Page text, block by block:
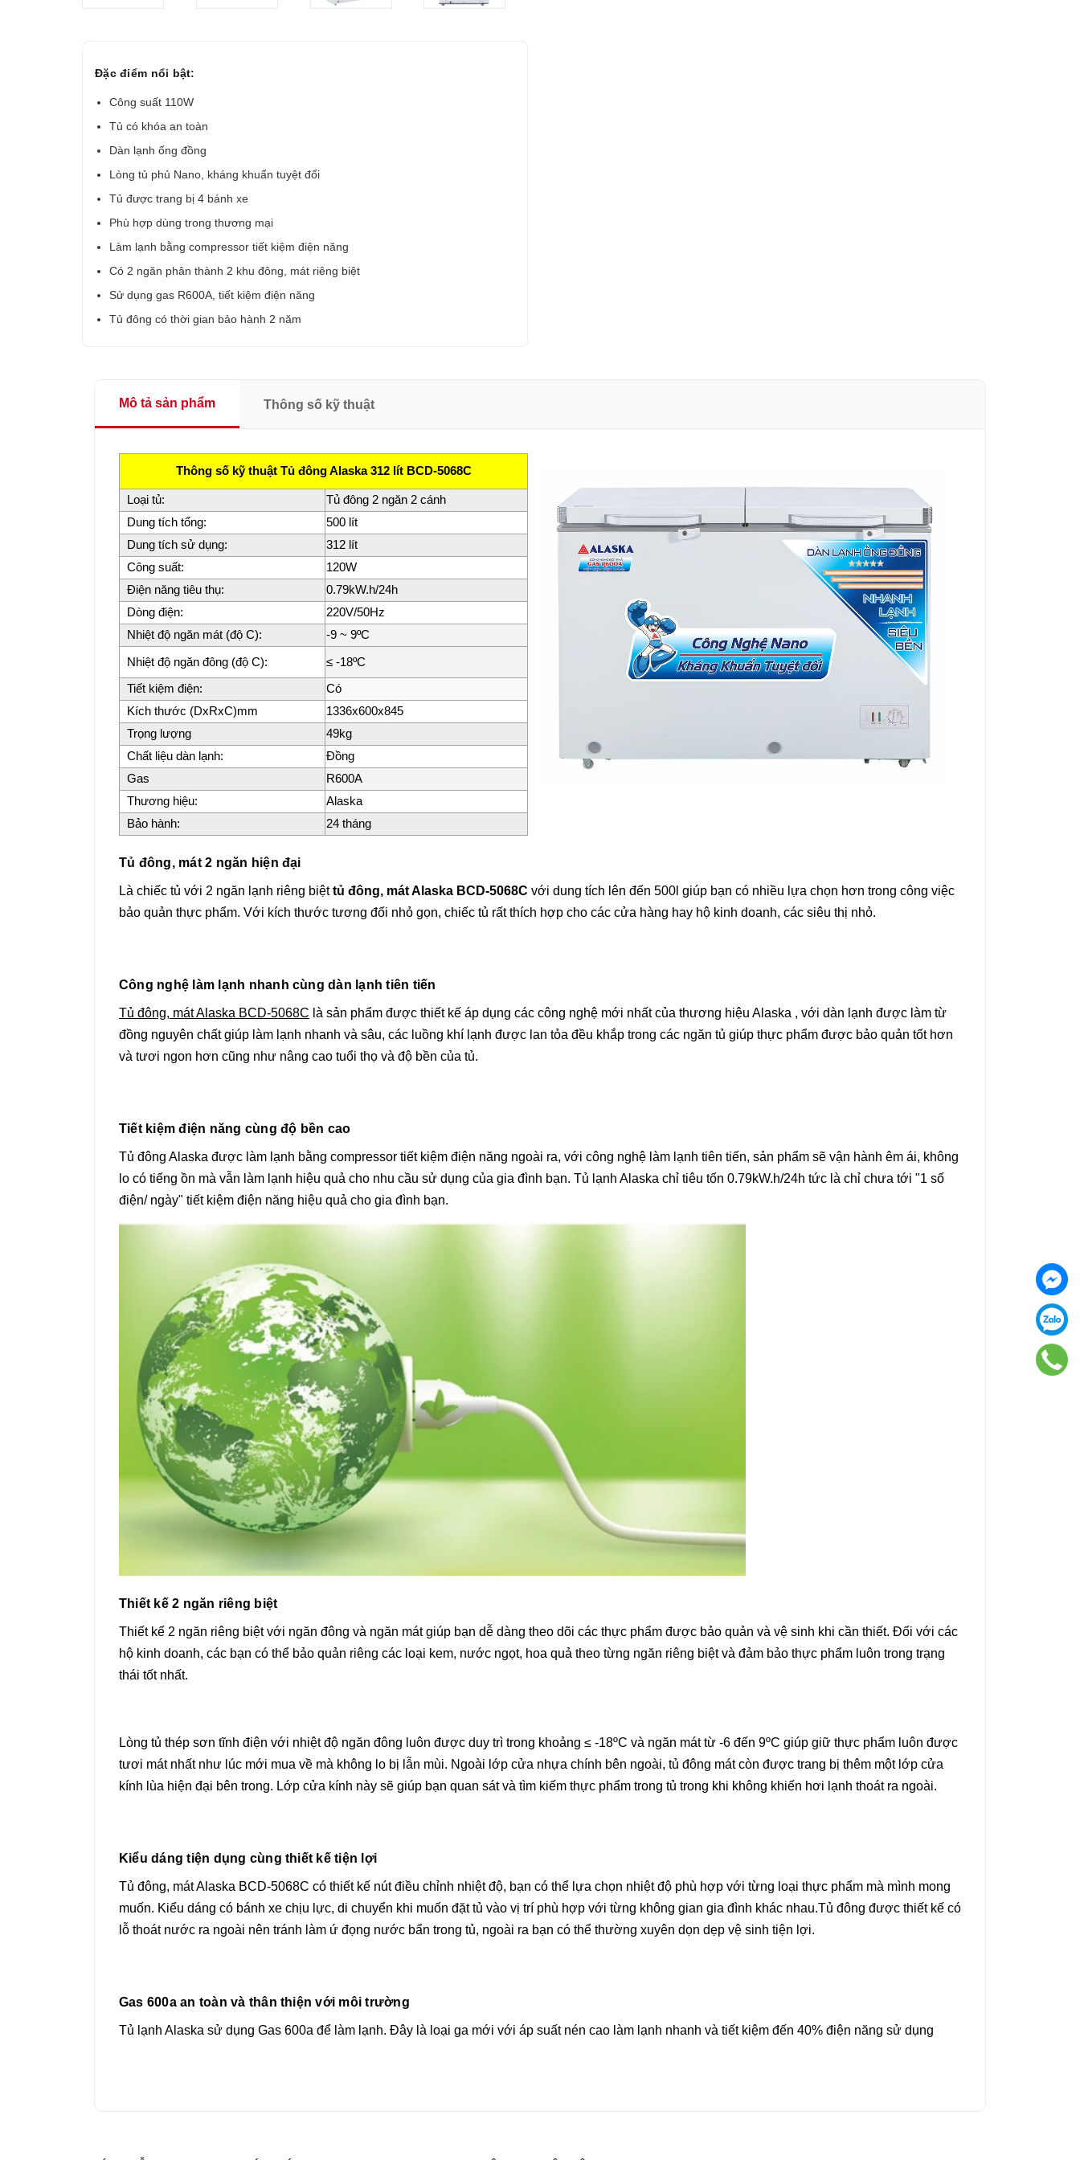
Đặc điểm nổi bật:
Công suất 110W
Tủ có khóa an toàn
Dàn lạnh ống đồng
Lòng tủ phủ Nano, kháng khuẩn tuyệt đối
Tủ được trang bị 4 bánh xe
Phù hợp dùng trong thương mại
Làm lạnh bằng compressor tiết kiệm điện năng
Có 2 ngăn phân thành 2 khu đông, mát riêng biệt
Sử dụng gas R600A, tiết kiệm điện năng
Tủ đông có thời gian bảo hành 2 năm
Mô tả sản phẩm Thông số kỹ thuật
Thông số kỹ thuật Tủ đông Alaska 312 lít BCD-5068C
Loại tủ:
Tủ đông 2 ngăn 2 cánh
Dung tích tổng:
500 lít
Dung tích sử dụng:
312 lít
Công suất:
120W
Điện năng tiêu thụ:
0.79kW.h/24h
Dòng điện:
220V/50Hz
Nhiệt độ ngăn mát (độ C):
-9 ~ 9ºC
Nhiệt độ ngăn đông (độ C): ≤ -18ºC
Tiết kiệm điện:
Có
Kích thước (DxRxC)mm
1336x600x845
Trọng lượng
49kg
Chất liệu dàn lạnh:
Đồng
Gas
R600A
Thương hiệu:
Alaska
Bảo hành:
24 tháng
Tủ đông, mát 2 ngăn hiện đại
Là chiếc tủ với 2 ngăn lạnh riêng biệttủ đông, mát Alaska BCD-5068C với dung tích lên đến 500l giúp bạn có nhiều lựa chọn hơn trong công việc
bảo quản thực phẩm. Với kích thước tương đối nhỏ gọn, chiếc tủ rất thích hợp cho các cửa hàng hay hộ kinh doanh, các siêu thị nhỏ.
Công nghệ làm lạnh nhanh cùng dàn lạnh tiên tiến
Tủ đông, mát Alaska BCD-5068C là sản phẩm được thiết kế áp dụng các công nghệ mới nhất của thương hiệu Alaska , với dàn lạnh được làm từ
đồng nguyên chất giúp làm lạnh nhanh và sâu, các luồng khí lạnh được lan tỏa đều khắp trong các ngăn tủ giúp thực phẩm được bảo quản tốt hơn
và tươi ngon hơn cũng như nâng cao tuổi thọ và độ bền của tủ.
Tiết kiệm điện năng cùng độ bền cao
Tủ đông Alaska được làm lạnh bằng compressor tiết kiệm điện năng ngoài ra, với công nghệ làm lạnh tiên tiến, sản phẩm sẽ vận hành êm ái, không
lo có tiếng ồn mà vẫn làm lạnh hiệu quả cho nhu cầu sử dụng của gia đình bạn. Tủ lạnh Alaska chỉ tiêu tốn 0.79kW.h/24h tức là chỉ chưa tới "1 số
điện/ ngày" tiết kiệm điện năng hiệu quả cho gia đình bạn.
Thiết kế 2 ngăn riêng biệt
Thiết kế 2 ngăn riêng biệt với ngăn đông và ngăn mát giúp bạn dễ dàng theo dõi các thực phẩm được bảo quản và vệ sinh khi cần thiết. Đối với các
hộ kinh doanh, các bạn có thể bảo quản riêng các loại kem, nước ngọt, hoa quả theo từng ngăn riêng biệt và đảm bảo thực phẩm luôn trong trạng
thái tốt nhất.
Lòng tủ thép sơn tĩnh điện với nhiệt độ ngăn đông luôn được duy trì trong khoảng ≤ -18ºC và ngăn mát từ -6 đến 9ºC giúp giữ thực phẩm luôn được
tươi mát nhất như lúc mới mua về mà không lo bị lẫn mùi. Ngoài lớp cửa nhựa chính bên ngoài, tủ đông mát còn được trang bị thêm một lớp cửa
kính lùa hiện đại bên trong. Lớp cửa kính này sẽ giúp bạn quan sát và tìm kiếm thực phẩm trong tủ trong khi không khiến hơi lạnh thoát ra ngoài.
Kiểu dáng tiện dụng cùng thiết kế tiện lợi
Tủ đông, mát Alaska BCD-5068C có thiết kế nút điều chỉnh nhiệt độ, bạn có thể lựa chọn nhiệt độ phù hợp với từng loại thực phẩm mà mình mong
muốn. Kiểu dáng có bánh xe chịu lực, di chuyển khi muốn đặt tủ vào vị trí phù hợp với từng không gian gia đình khác nhau.Tủ đông được thiết kế có
lỗ thoát nước ra ngoài nên tránh làm ứ đọng nước bẩn trong tủ, ngoài ra bạn có thể thường xuyên dọn dẹp vệ sinh tiện lợi.
Gas 600a an toàn và thân thiện với môi trường
Tủ lạnh Alaska sử dụng Gas 600a để làm lạnh. Đây là loại ga mới với áp suất nén cao làm lạnh nhanh và tiết kiệm đến 40% điện năng sử dụng